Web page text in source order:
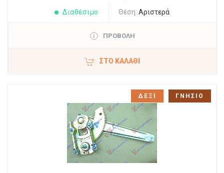
Διαθέσιμο Θέση: Αριστερά
ΠΡΟΒΟΛΗ
ΣΤΟ ΚΑΛΆΘΙ
ΔΕΞΙ ΓΝΗΣΙΟ